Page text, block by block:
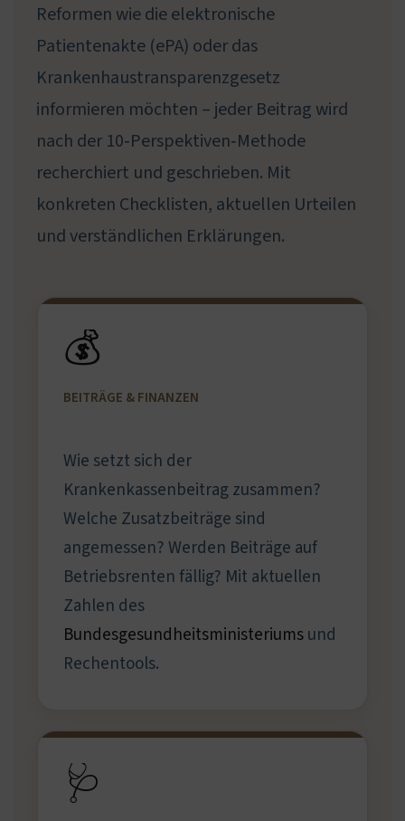
Reformen wie die elektronische
Patientenakte (ePA) oder das
Krankenhaustransparenzgesetz
informieren möchten – jeder Beitrag wird
nach der 10‑Perspektiven‑Methode
recherchiert und geschrieben. Mit
konkreten Checklisten, aktuellen Urteilen
und verständlichen Erklärungen.
💰
BEITRÄGE & FINANZEN
Wie setzt sich der
Krankenkassenbeitrag zusammen?
Welche Zusatzbeiträge sind
angemessen? Werden Beiträge auf
Betriebsrenten fällig? Mit aktuellen
Zahlen des
Bundesgesundheitsministeriumsund
Rechentools.
🩺